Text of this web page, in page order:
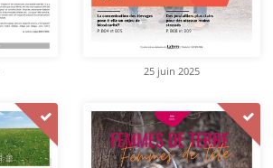
25 juin 2025